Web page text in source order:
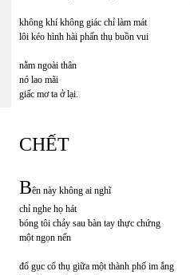
không khí không giác chỉ làm mát
lôi kéo hình hài phấn thụ buồn vui
nằm ngoài thân
nó lao mãi
giấc mơ ta ở lại.
CHẾT
Bên này không ai nghĩ
chỉ nghe họ hát
bóng tôi chảy sau bàn tay thực chứng
một ngọn nến
đổ gục cổ thụ giữa một thành phố im ắng